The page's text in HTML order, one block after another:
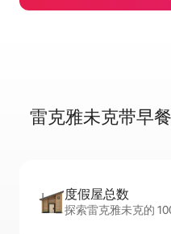
雷克雅未克带早
度假屋总数
探索雷克雅未克的